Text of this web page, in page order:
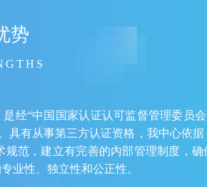
势
经“中国国家认证认可监督管理委员
具有从事第三方认证资格，我中心依据
范，建立有完善的内部管理制度，确
业性、独立性和公正性。